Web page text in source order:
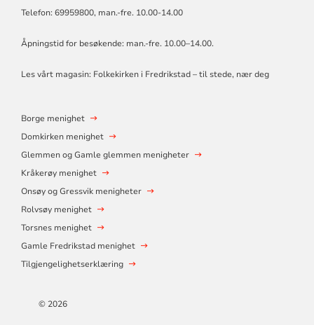
Telefon: 69959800, man.-fre. 10.00-14.00
Åpningstid for besøkende: man.-fre. 10.00–14.00.
Les vårt magasin: Folkekirken i Fredrikstad – til stede, nær deg
Borge menighet
Domkirken menighet
Glemmen og Gamle glemmen menigheter
Kråkerøy menighet
Onsøy og Gressvik menigheter
Rolvsøy menighet
Torsnes menighet
Gamle Fredrikstad menighet
Tilgjengelighetserklæring
© 2026